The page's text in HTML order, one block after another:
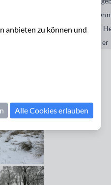
Steinley – Venn
Life Projet
Imgenbroicher
anbieten zu können und
anwenden
Alle Cookies erlauben